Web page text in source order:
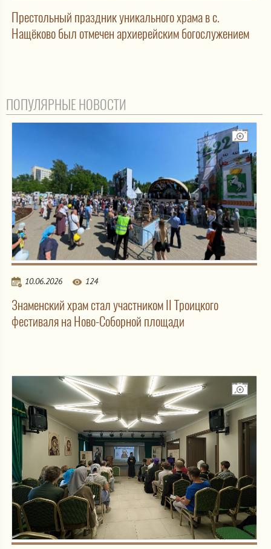
Престольный праздник уникального храма в с.
Нащёково был отмечен архиерейским богослужением
ПОПУЛЯРНЫЕ НОВОСТИ
10.06.2026 124
Знаменский храм стал участником II Троицкого
фестиваля на Ново-Соборной площади